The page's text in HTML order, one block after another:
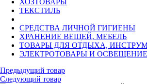
ХОЗТОВАРЫ
ТЕКСТИЛЬ
СРЕДСТВА ЛИЧНОЙ ГИГИЕНЫ
ХРАНЕНИЕ ВЕЩЕЙ, МЕБЕЛЬ
ТОВАРЫ ДЛЯ ОТДЫХА,
ЭЛЕКТРОТОВАРЫ И ОСВЕЩЕНИЕ
Предыдущий товар
Следующий товар